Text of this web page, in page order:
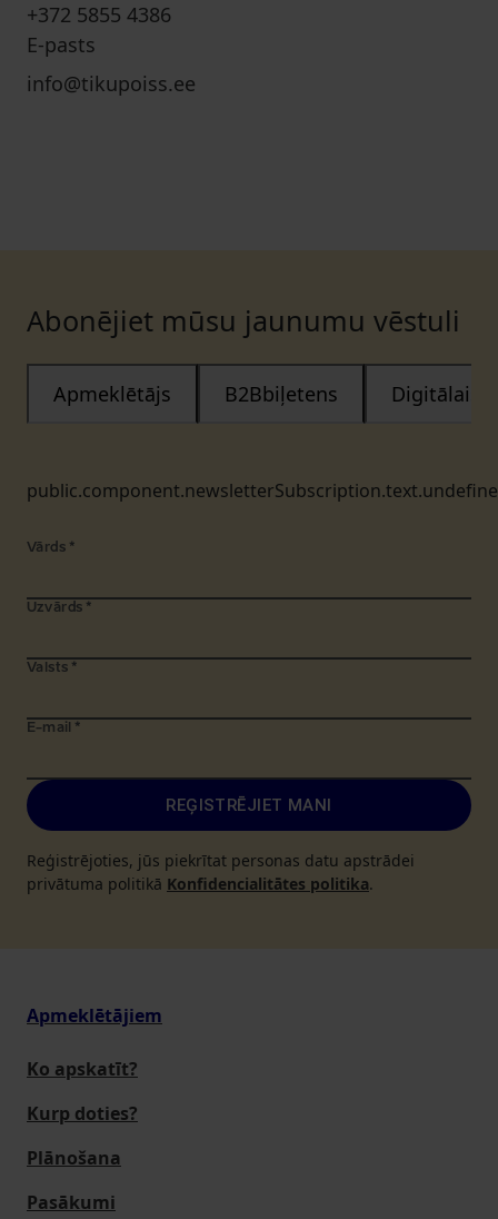
+372 5855 4386
E-pasts
info@tikupoiss.ee
Abonējiet mūsu jaunumu vēstuli
Apmeklētājs B2Bbiļetens Digitālais
Vārds *
Uzvārds *
Valsts *
E-mail *
REĢISTRĒJIET MANI
Reģistrējoties, jūs piekrītat personas datu apstrādei
privātuma politikā Konfidencialitātes politika.
Apmeklētājiem
Ko apskatīt?
Kurp doties?
Plānošana
Pasākumi